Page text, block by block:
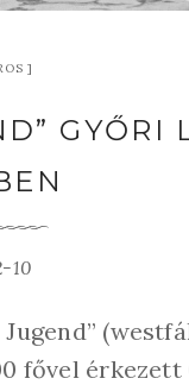
GYŐRI
10
Jugend”
fővel érkezett